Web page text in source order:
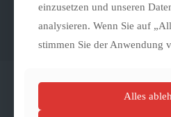
Kontaktieren Sie uns:+43-6991-
|
einzusetzen und unseren
analysieren. Wenn Sie auf
stimmen Sie der Anwendung
Alles